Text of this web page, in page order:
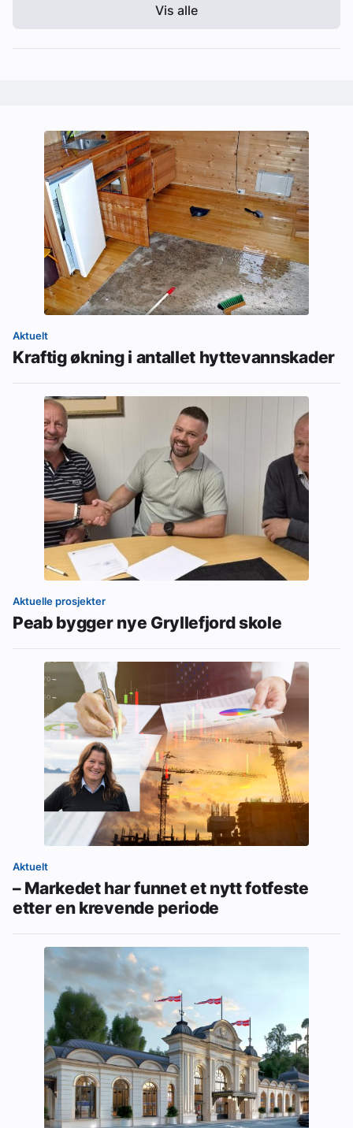
Vis alle
Aktuelt
Kraftig økning i antallet hyttevannskader
Aktuelle prosjekter
Peab bygger nye Gryllefjord skole
Aktuelt
– Markedet har funnet et nytt fotfeste
etter en krevende periode